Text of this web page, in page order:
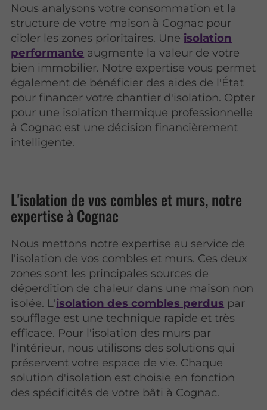
Nous analysons votre consommation et la
structure de votre maison à Cognac pour
cibler les zones prioritaires. Une isolation
performante augmente la valeur de votre
bien immobilier. Notre expertise vous permet
également de bénéficier des aides de l'État
pour financer votre chantier d'isolation. Opter
pour une isolation thermique professionnelle
à Cognac est une décision financièrement
intelligente.
L'isolation de vos combles et murs, notre
expertise à Cognac
Nous mettons notre expertise au service de
l'isolation de vos combles et murs. Ces deux
zones sont les principales sources de
déperdition de chaleur dans une maison non
isolée. L'isolation des combles perdus par
soufflage est une technique rapide et très
efficace. Pour l'isolation des murs par
l'intérieur, nous utilisons des solutions qui
préservent votre espace de vie. Chaque
solution d'isolation est choisie en fonction
des spécificités de votre bâti à Cognac.